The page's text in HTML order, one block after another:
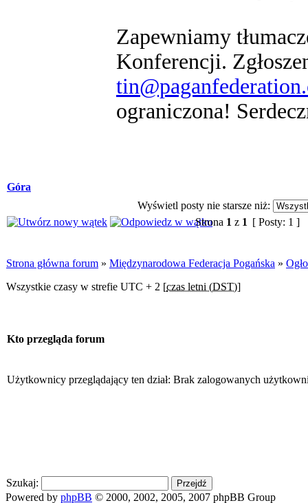
Zapewniamy
Konferencji.
ograniczona!
Góra
Wyświetl posty nie starsze niż:
Strona 1 z 1 [ Posty: 1 ]
Strona główna forum » Międzynarodowa Federacja Pogańska »
Wszystkie czasy w strefie UTC + 2 [czas letni (DST)]
Kto przegląda forum
Użytkownicy przeglądający ten dział: Brak zalogowanych
Szukaj:
Powered by phpBB © 2000, 2002, 2005, 2007 phpBB Group